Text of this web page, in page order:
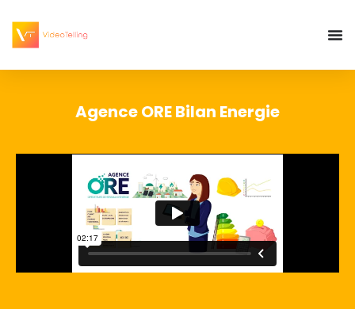
Agence ORE Bilan Energie